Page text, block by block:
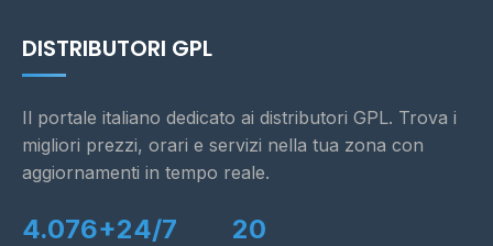
DISTRIBUTORI GPL
Il portale italiano dedicato ai distributori GPL. Trova i
migliori prezzi, orari e servizi nella tua zona con
aggiornamenti in tempo reale.
4.076+24/7 20